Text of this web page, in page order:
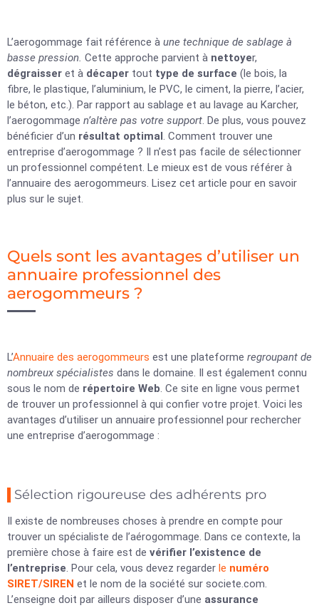
L’aerogommage fait référence à une technique de sablage à
basse pression. Cette approche parvient à nettoyer,
dégraisser et à décaper tout type de surface (le bois, la
fibre, le plastique, l’aluminium, le PVC, le ciment, la pierre, l’acier,
le béton, etc.). Par rapport au sablage et au lavage au Karcher,
l’aerogommage n’altère pas votre support. De plus, vous pouvez
bénéficier d’un résultat optimal. Comment trouver une
entreprise d’aerogommage ? Il n’est pas facile de sélectionner
un professionnel compétent. Le mieux est de vous référer à
l’annuaire des aerogommeurs. Lisez cet article pour en savoir
plus sur le sujet.
Quels sont les avantages d’utiliser un
annuaire professionnel des
aerogommeurs ?
L’Annuaire des aerogommeurs est une plateforme regroupant de
nombreux spécialistes dans le domaine. Il est également connu
sous le nom de répertoire Web. Ce site en ligne vous permet
de trouver un professionnel à qui confier votre projet. Voici les
avantages d’utiliser un annuaire professionnel pour rechercher
une entreprise d’aerogommage :
Sélection rigoureuse des adhérents pro
Il existe de nombreuses choses à prendre en compte pour
trouver un spécialiste de l’aérogommage. Dans ce contexte, la
première chose à faire est de vérifier l’existence de
l’entreprise. Pour cela, vous devez regarder le numéro
SIRET/SIREN et le nom de la société sur societe.com.
L’enseigne doit par ailleurs disposer d’une assurance